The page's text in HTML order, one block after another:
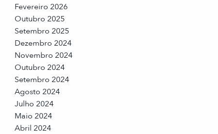
Fevereiro 2026
Outubro 2025
Setembro 2025
Dezembro 2024
Novembro 2024
Outubro 2024
Setembro 2024
Agosto 2024
Julho 2024
Maio 2024
Abril 2024